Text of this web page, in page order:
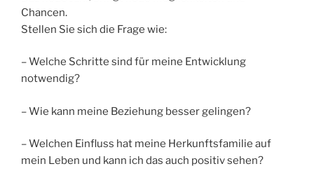
Chancen.
Stellen Sie sich die Frage wie:
– Welche Schritte sind für meine Entwicklung
notwendig?
– Wie kann meine Beziehung besser gelingen?
– Welchen Einfluss hat meine Herkunftsfamilie auf
mein Leben und kann ich das auch positiv sehen?